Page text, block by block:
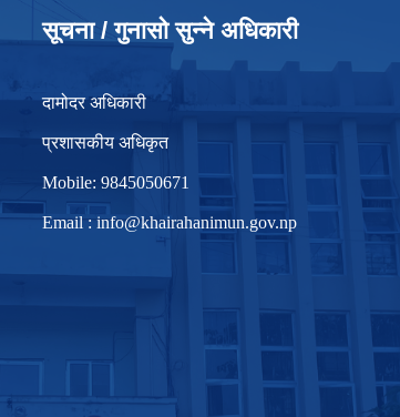
सूचना / गुनासो सुन्ने अधिकारी
दामोदर अधिकारी
प्रशासकीय अधिकृत
Mobile: 9845050671
Email : info@khairahanimun.gov.np